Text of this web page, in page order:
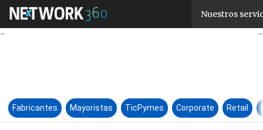
Nuestros
SAI
Fabricantes Mayoristas TicPymes Corporate Retail